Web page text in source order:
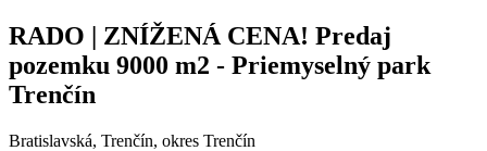
RADO | ZNÍŽENÁ CENA! Predaj
pozemku 9000 m2 - Priemyselný park
Trenčín
Bratislavská, Trenčín, okres Trenčín